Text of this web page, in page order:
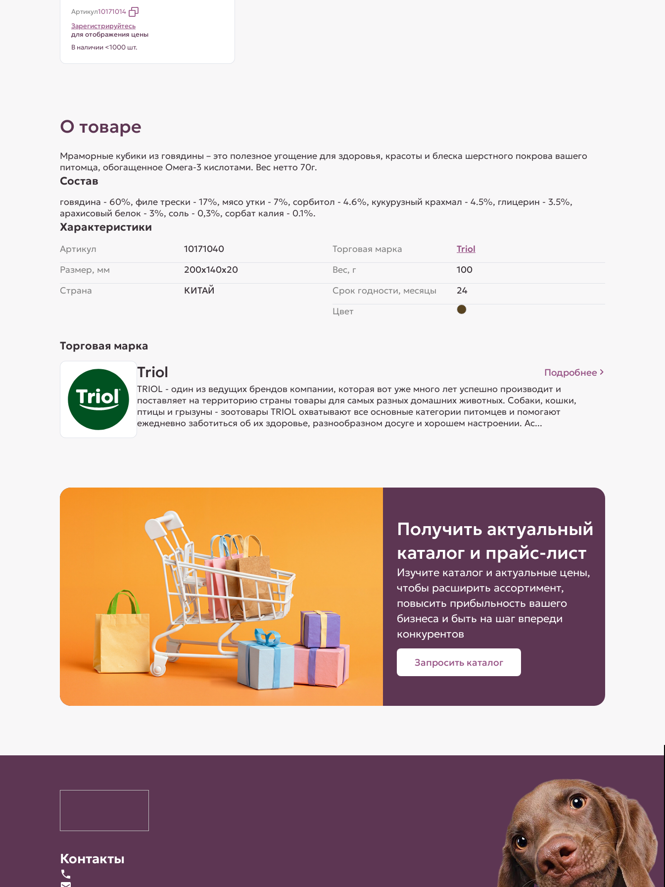
Артикул10171014
Зарегистрируйтесь
для отображения цены
В наличии <1000 шт.
О товаре
Мраморные кубики из говядины – это полезное угощение для здоровья, красоты и блеска шерстного покрова вашего
питомца, обогащенное Омега-3 кислотами. Вес нетто 70г.
Состав
говядина - 60%, филе трески - 17%, мясо утки - 7%, сорбитол - 4.6%, кукурузный крахмал - 4.5%, глицерин - 3.5%,
арахисовый белок - 3%, соль - 0,3%, сорбат калия - 0.1%.
Характеристики
Артикул
10171040
Размер, мм
200x140x20
Страна
КИТАЙ
Торговая марка
Triol
Вес, г
100
Срок годности, месяцы
24
Цвет
Торговая марка
Triol Подробнее
TRIOL - один из ведущих брендов компании, которая вот уже много лет успешно производит и
поставляет на территорию страны товары для самых разных домашних животных. Собаки, кошки,
птицы и грызуны - зоотовары TRIOL охватывают все основные категории питомцев и помогают
ежедневно заботиться об их здоровье, разнообразном досуге и хорошем настроении. Ас...
Получить актуальный
каталог и прайс-лист
Изучите каталог и актуальные цены,
чтобы расширить ассортимент,
повысить прибыльность вашего
бизнеса и быть на шаг впереди
конкурентов
Запросить каталог
Контакты